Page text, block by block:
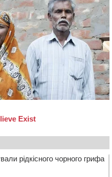
рідкісного чорного грифа